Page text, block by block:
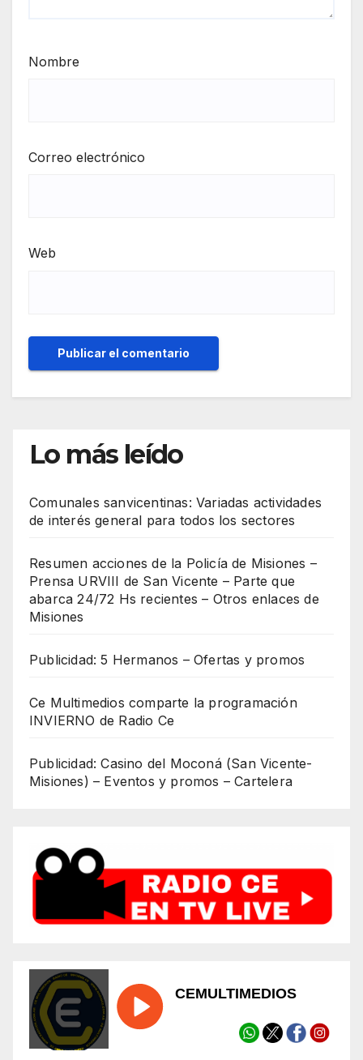
Nombre
Correo electrónico
Web
Lo más leído
Comunales sanvicentinas: Variadas actividades
de interés general para todos los sectores
Resumen acciones de la Policía de Misiones –
Prensa URVIII de San Vicente – Parte que
abarca 24/72 Hs recientes – Otros enlaces de
Misiones
Publicidad: 5 Hermanos – Ofertas y promos
Ce Multimedios comparte la programación
INVIERNO de Radio Ce
Publicidad: Casino del Moconá (San Vicente-
Misiones) – Eventos y promos – Cartelera